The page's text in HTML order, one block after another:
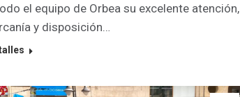
el equipo de Orbea su excelente atención,
y disposición…